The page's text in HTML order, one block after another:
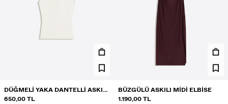
DÜĞMELI YAKA DANTELLI ASKILI
TOP
650,00 TL
BÜZGÜLÜ ASKILI MIDI ELBISE
1.190,00 TL